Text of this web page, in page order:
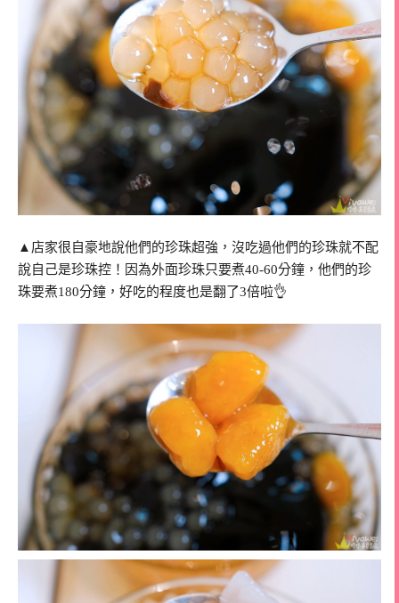
▲店家很自豪地說他們的珍珠超強，沒吃過他們的珍珠就不配
說自己是珍珠控！因為外面珍珠只要煮40-60分鐘，他們的珍
珠要煮180分鐘，好吃的程度也是翻了3倍啦👌